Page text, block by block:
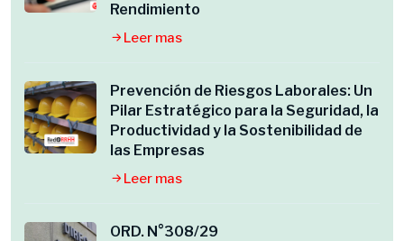
Rendimiento
Leer mas
Prevención de Riesgos Laborales: Un
Pilar Estratégico para la Seguridad, la
Productividad y la Sostenibilidad de
las Empresas
Leer mas
ORD. N°308/29